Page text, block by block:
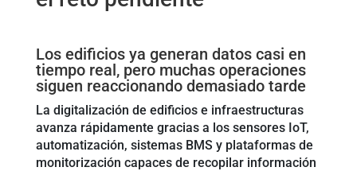
Los edificios ya generan datos casi en
tiempo real, pero muchas operaciones
siguen reaccionando demasiado tarde
La digitalización de edificios e infraestructuras
avanza rápidamente gracias a los sensores IoT,
automatización, sistemas BMS y plataformas de
monitorización capaces de recopilar información